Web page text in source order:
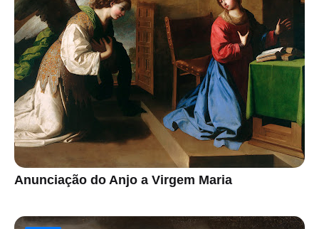
Anunciação do Anjo a Virgem Maria